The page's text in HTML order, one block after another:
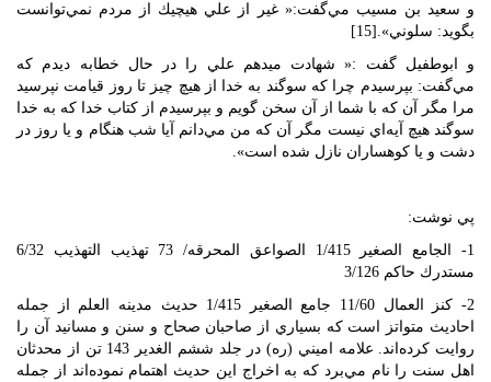
و سعيد بن مسيب مي‌گفت:« غير از علي هيچيك از مردم نمي‌توانست
بگويد: سلوني».[15]
و ابوطفيل گفت :« شهادت ميدهم علي را در حال خطابه ديدم كه
مي‌گفت: بپرسيدم چرا كه سوگند به خدا از هيچ چيز تا روز قيامت نپرسيد
مرا مگر آن كه با شما از آن سخن گويم و بپرسيدم از كتاب خدا كه به خدا
سوگند هيچ آيه‌اي نيست مگر آن كه من مي‌دانم آيا شب هنگام و يا روز در
دشت و يا كوهساران نازل شده است».
پي نوشت:
1- الجامع الصغير 1/415 الصواعق المحرقه/ 73 تهذيب التهذيب 6/32
مستدرك حاكم 3/126
2- كنز العمال 11/60 جامع الصغير 1/415 حديث مدينه العلم از جمله
احاديث متواتز است كه بسياري از صاحبان صحاح و سنن و مسانيد آن را
روايت كرده‌اند. علامه اميني (ره) در جلد ششم الغدير 143 تن از محدثان
اهل سنت را نام مي‌برد كه به اخراج اين حديث اهتمام نموده‌اند از جمله